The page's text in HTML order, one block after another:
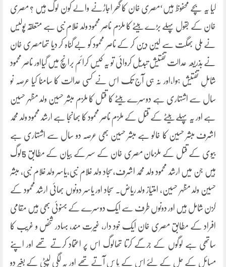
کیا یہ بچے محفوظ ہیں‘مصری خان کا گھر اجاڑنے والے کون لوگ ہیں ؟ مصری
خان کے بقول پہلے بڑے بیٹے کا ملزم ناصر محمود ولد غلام نبی ہے متعلقہ پولیس
نے ملی بھگت سے لین دین کر کے ناصر محمود کو بے گناہ کر دیا تھامصری خان
نے بذریعہ عدالت تفتیش تبدیل کروائی تو یہ کیس کرائم برانچ میں گیااور ناصر محمود
شاملِ تفتیش ہوا،اور نہ ہی آج تک اس نے کسی عدالت کا سامنا کیا عرصہ نو
سال سے اشتہاری ہے دوسرے بیٹے کا قتل کا ملزم مبشر حسین ولد مظہر حسین
ہے اور یہ پہلے بیٹے کے قتل کے ملزم ناصر محمود کا بھانجا ہے ارشد محمود ولد محمد
اشرف مبشر حسین کا خالو ہے مبشر حسین بھی عرصہ دو سال سے اشتہاری ہے
بیوی کے قتل کے ملزمان مصری خان کے سسر کے بیان کے مطابق 5لوگ
ہیں جن میں ارشد محمود ولد محمد اشرف،سجاد ولد غلام نبی،یاسر ولد غلام نبی، مبشر
حسین ولد مظہر حسین، امتیاز ولد ریاض۔ سجاد اور یاسر دونوں بھائی ارشد محمود کے
کزن شامل ہیں اور دونوں طرف سے ایک دوسرے کے بہنوئی بھی ہیں مقامی
افراد کے مطابق مصری خان ایک خود دار، غیرت مند، بہادر شخص و غریب کا
ساتھی ہے لوگوں کے جرگے کرتا تھالوگ اس پر اعتماد کرتے تھے اور اپنے
مسائل کے حل کے لئے اس کے پا س آتے تھے اور یہ لگی لپٹی کے بغیر دو